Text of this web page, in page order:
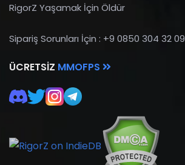
RigorZ Yaşamak İçin Öldür
Sipariş Sorunları İçin : +9 0850 304 32 09
ÜCRETSIZ MMOFPS